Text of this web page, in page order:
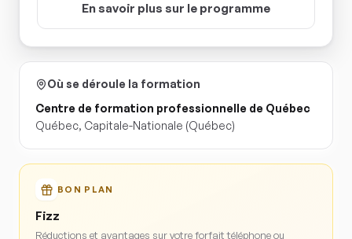
En savoir plus sur le programme
Où se déroule la formation
Centre de formation professionnelle de Québec
Québec, Capitale-Nationale (Québec)
BON PLAN
Fizz
Réductions et avantages sur votre forfait téléphone ou